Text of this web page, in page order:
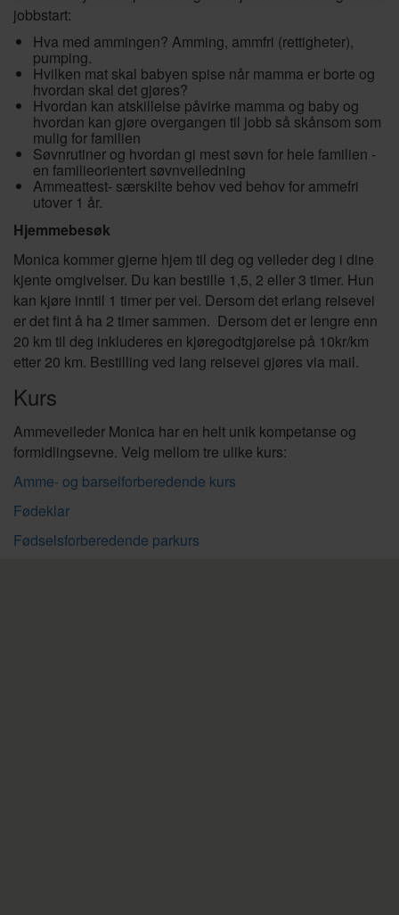
jobbstart:
Hva med ammingen? Amming, ammfri (rettigheter),
pumping.
Hvilken mat skal babyen spise når mamma er borte og
hvordan skal det gjøres?
Hvordan kan atskillelse påvirke mamma og baby og
hvordan kan gjøre overgangen til jobb så skånsom som
mulig for familien
Søvnrutiner og hvordan gi mest søvn for hele familien -
en familieorientert søvnveiledning
Ammeattest- særskilte behov ved behov for ammefri
utover 1 år.
Hjemmebesøk
Monica kommer gjerne hjem til deg og veileder deg i dine
kjente omgivelser. Du kan bestille 1,5, 2 eller 3 timer. Hun
kan kjøre inntil 1 timer per vei. Dersom det erlang reisevei
er det fint å ha 2 timer sammen. Dersom det er lengre enn
20 km til deg inkluderes en kjøregodtgjørelse på 10kr/km
etter 20 km. Bestilling ved lang reisevei gjøres via mail.
Kurs
Ammeveileder Monica har en helt unik kompetanse og
formidlingsevne. Velg mellom tre ulike kurs:
Amme- og barselforberedende kurs
Fødeklar
Fødselsforberedende parkurs